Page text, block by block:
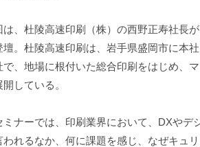
、杜陵高速印刷（株）の西野正寿社長
壇。杜陵高速印刷は、岩手県盛岡市に本
で、地場に根付いた総合印刷をはじめ、
開している。
ナーでは、印刷業界において、DXやデ
われるなか、何に課題を感じ、なぜキュ